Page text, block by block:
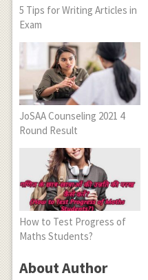
5 Tips for Writing Articles in
Exam
JoSAA Counseling 2021 4
Round Result
How to Test Progress of
Maths Students?
About Author